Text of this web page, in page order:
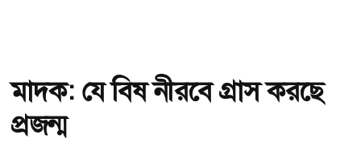
মাদক: যে বিষ নীরবে গ্রাস করছে
প্রজন্ম